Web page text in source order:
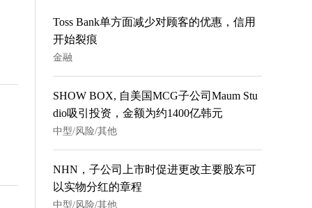
Toss Bank单方面减少对顾客的优惠，信用
开始裂痕
金融
SHOW BOX, 自美国MCG子公司Maum Stu
dio吸引投资，金额为约1400亿韩元
中型/风险/其他
NHN，子公司上市时促进更改主要股东可
以实物分红的章程
中型/风险/其他